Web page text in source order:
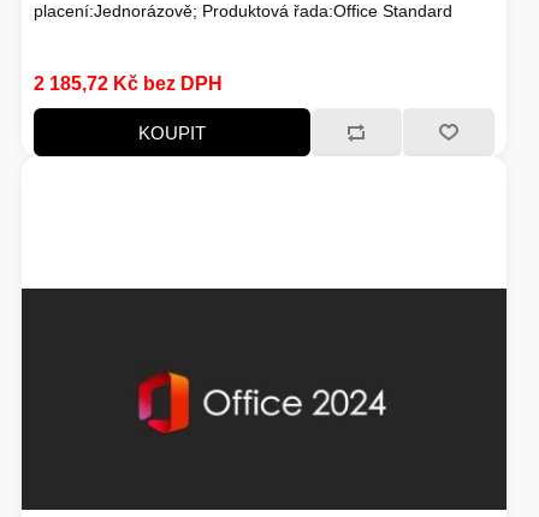
placení:Jednorázově; Produktová řada:Office Standard
2 185,72 Kč bez DPH
KOUPIT